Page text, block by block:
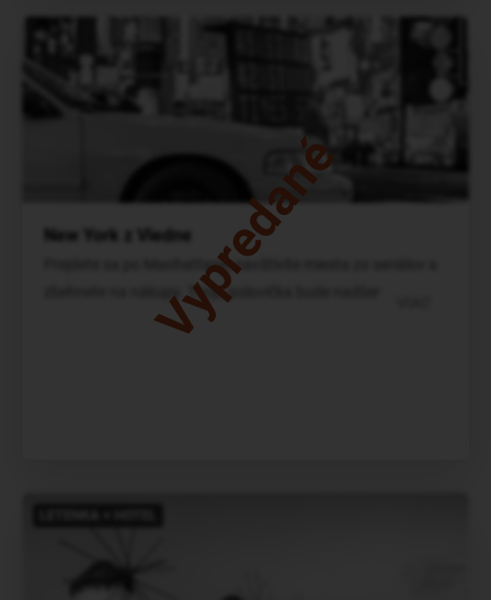
Vypredané
New York z Viedne
Prejdete sa po Manhattane, navštívite miesta zo seriálov a
zbehnete na nákupy. Tvoja polovička bude nadšená.